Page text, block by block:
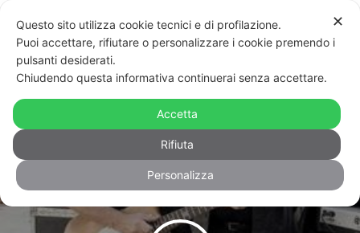
Roby Facchinetti all’Olimpico dedica
“Pierre” alle vittime della strage del
Pulse
✕
Questo sito utilizza cookie tecnici e di profilazione.
Puoi accettare, rifiutare o personalizzare i cookie premendo i
pulsanti desiderati.
Chiudendo questa informativa continuerai senza accettare.
Accetta
Rifiuta
Personalizza